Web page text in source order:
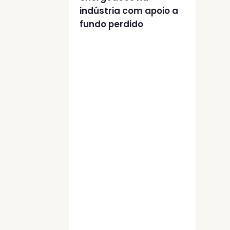
indústria com apoio a
fundo perdido